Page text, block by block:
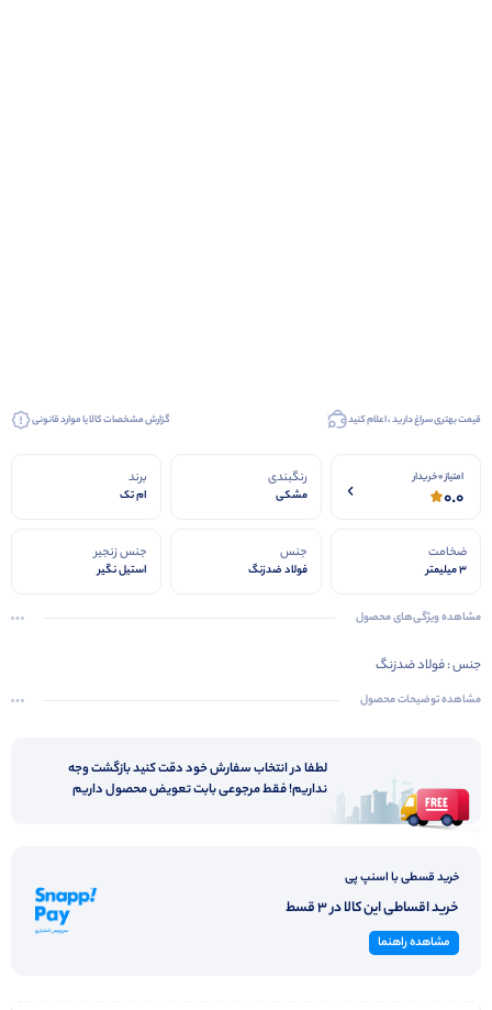
قیمت بهتری سراغ دارید ، اعلام کنید گزارش مشخصات کالا یا موارد قانونی
امتیاز 0 خریدار
0.0
رنگبندی
مشکی
برند
ام تک
ضخامت
3 میلیمتر
جنس
فولاد ضدزنگ
جنس زنجیر
استیل نگیر
مشاهده ویژگی‌های محصول
جنس : فولاد ضدزنگ
مشاهده توضیحات محصول
لطفا در انتخاب سفارش خود دقت کنید بازگشت وجه
نداریم! فقط مرجوعی بابت تعویض محصول داریم
خرید قسطی با اسنپ پی
خرید اقساطی این کالا در 3 قسط
مشاهده راهنما